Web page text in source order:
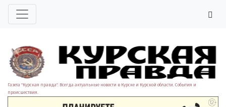
Газета "Курская правда". Всегда актуальные новости в Курске и Курской области. События и
происшествия.